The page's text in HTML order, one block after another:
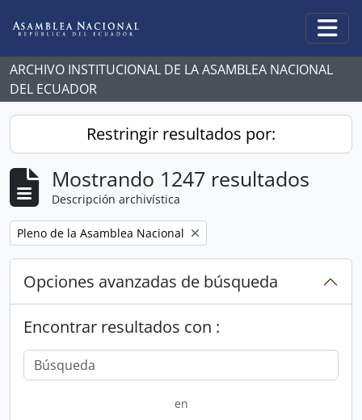
ARCHIVO INSTITUCIONAL DE LA ASAMBLEA NACIONAL
DEL ECUADOR
Restringir resultados por:
Mostrando 1247 resultados
Descripción archivística
Remove filter:
Pleno de la Asamblea Nacional
Opciones avanzadas de búsqueda
Encontrar resultados con :
en